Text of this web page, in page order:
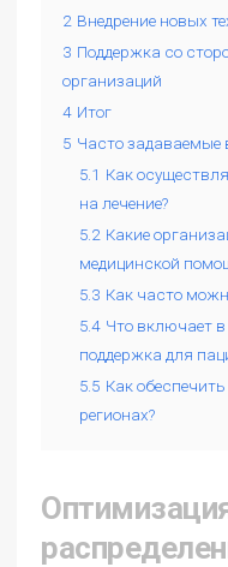
2 Внедрение новых
3 Поддержка со
организаций
4 Итог
5 Часто задаваемые
5.1 Как
на лечение?
5.2 Какие
медицинской
5.3 Как часто
5.4 Что включает
поддержка для
5.5 Как
регионах?